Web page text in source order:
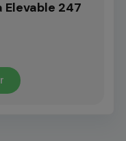
Elevable 247